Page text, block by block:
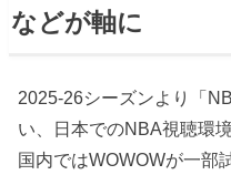
などが軸に
2025-26シーズンより「
い、日本でのNBA視聴環
国内ではWOWOWが一部